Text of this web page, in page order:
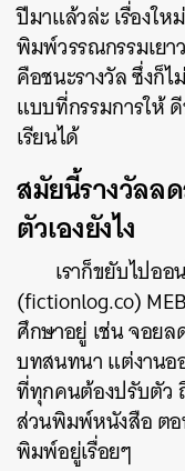
ปีมาแล้วล่ะ เรื่องให
พิมพ์วรรณกรรมเยา
คือชนะรางวัล ซึ่งก็
แบบที่กรรมการให้
เรียนได้
สมัยนี้รางวัลล
ตัวเองยังไง
เราก็ขยับไปอ
(fictionlog.co)
ศึกษาอยู่ เช่น จอยล
บทสนทนา แต่งานอ
ที่ทุกคนต้องปรับตัว
ส่วนพิมพ์หนังสือ ตอ
พิมพ์อยู่เรื่อยๆ